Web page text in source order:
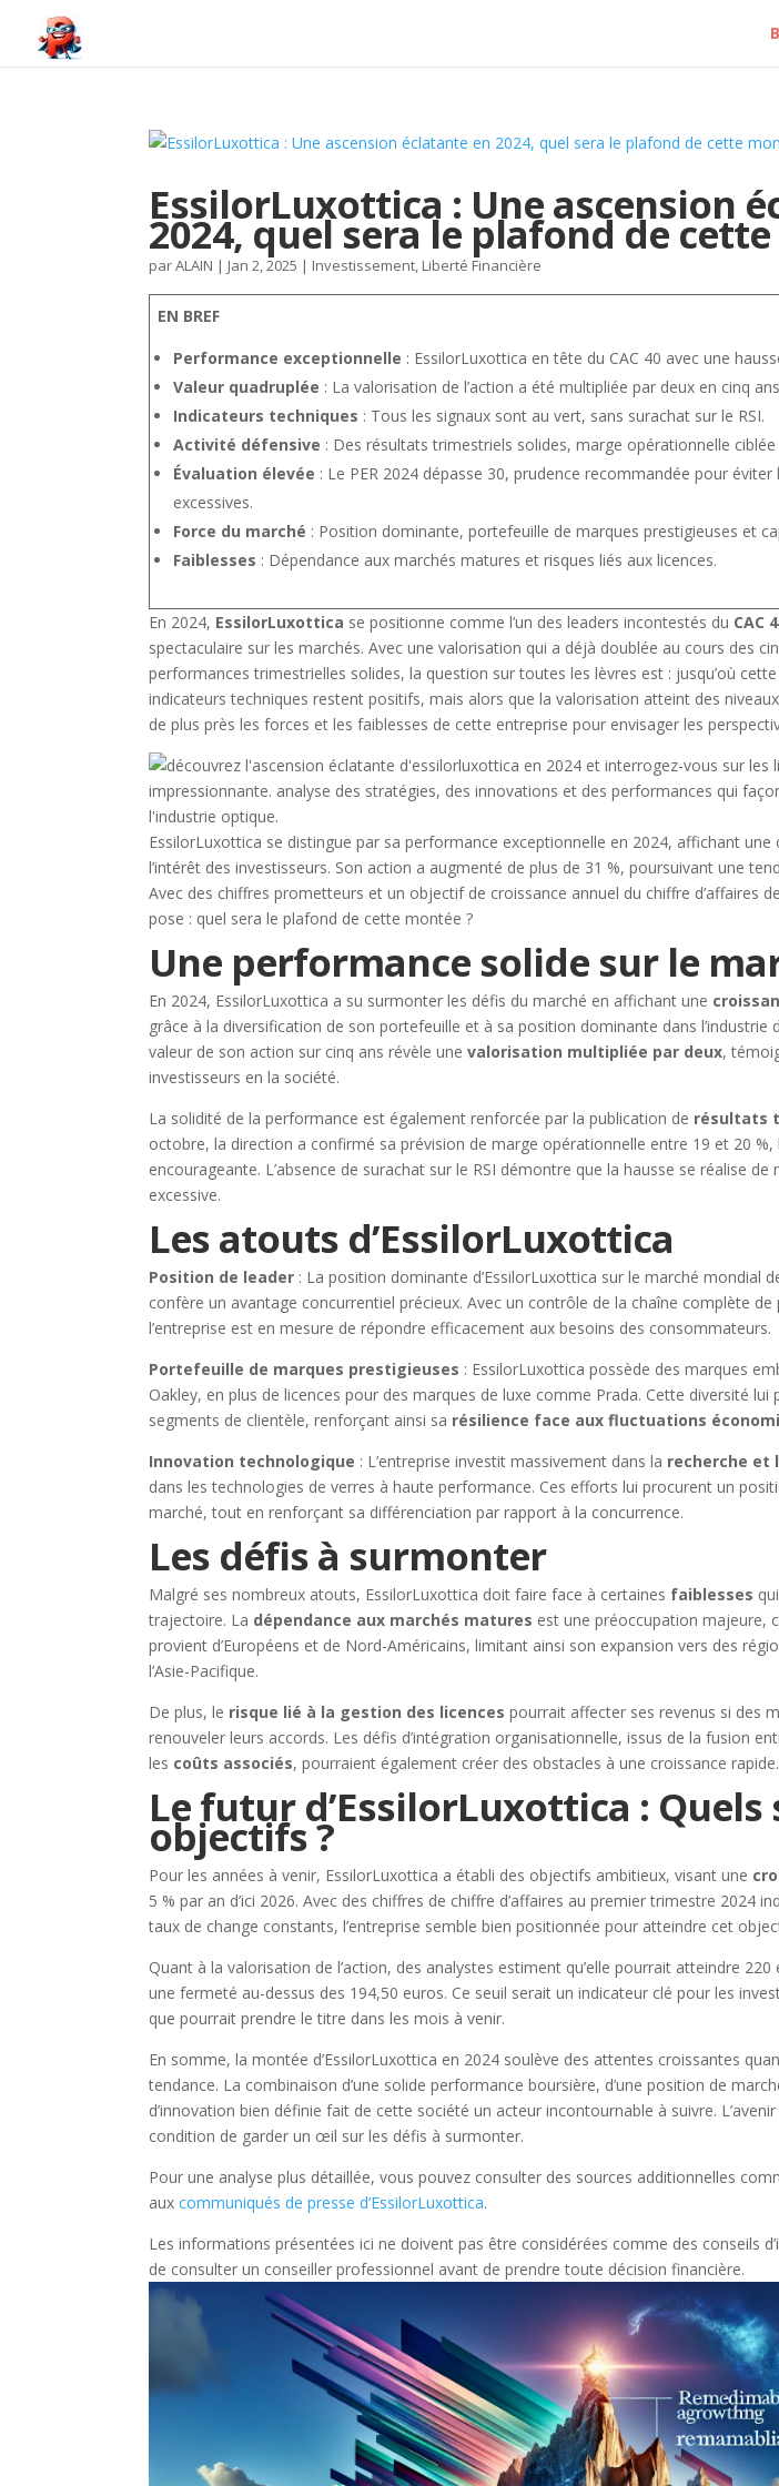
EssilorLuxottica : Une ascension
2024, quel sera le plafond de
parALAIN | Jan 2, 2025 | Investissement, Liberté Financière
EN BREF
Performance exceptionnelle : EssilorLuxottica en tête du CAC 40 avec une
Valeur quadruplée : La valorisation de l’action a été multipliée par deux en cinq
Indicateurs techniques : Tous les signaux sont au vert, sans surachat sur le RSI.
Activité défensive : Des résultats trimestriels solides, marge opérationnelle
Évaluation élevée : Le PER 2024 dépasse 30, prudence recommandée pour éviter
excessives.
Force du marché : Position dominante, portefeuille de marques prestigieuses et
Faiblesses : Dépendance aux marchés matures et risques liés aux licences.
En 2024, EssilorLuxottica se positionne comme l’un des leaders incontestés du CAC
spectaculaire sur les marchés. Avec une valorisation qui a déjà doublée au cours des
performances trimestrielles solides, la question sur toutes les lèvres est : jusqu’où
indicateurs techniques restent positifs, mais alors que la valorisation atteint des
de plus près les forces et les faiblesses de cette entreprise pour envisager les
EssilorLuxottica se distingue par sa performance exceptionnelle en 2024, affichant une
l’intérêt des investisseurs. Son action a augmenté de plus de 31 %, poursuivant une
Avec des chiffres prometteurs et un objectif de croissance annuel du chiffre d’affaires
pose : quel sera le plafond de cette montée ?
Une performance solide sur le
En 2024, EssilorLuxottica a su surmonter les défis du marché en affichant une
grâce à la diversification de son portefeuille et à sa position dominante dans l’industrie
valeur de son action sur cinq ans révèle unevalorisation multipliée par deux,
investisseurs en la société.
La solidité de la performance est également renforcée par la publication de résultats
octobre, la direction a confirmé sa prévision de marge opérationnelle entre 19 et 20 %,
encourageante. L’absence de surachat sur le RSI démontre que la hausse se réalise
excessive.
Les atouts d’EssilorLuxottica
Position de leader : La position dominante d’EssilorLuxottica sur le marché mondial
confère un avantage concurrentiel précieux. Avec un contrôle de la chaîne complète
l’entreprise est en mesure de répondre efficacement aux besoins des consommateurs.
Portefeuille de marques prestigieuses : EssilorLuxottica possède des marques
Oakley, en plus de licences pour des marques de luxe comme Prada. Cette diversité
segments de clientèle, renforçant ainsi sa résilience face aux fluctuations
Innovation technologique : L’entreprise investit massivement dans la recherche et
dans les technologies de verres à haute performance. Ces efforts lui procurent un
marché, tout en renforçant sa différenciation par rapport à la concurrence.
Les défis à surmonter
Malgré ses nombreux atouts, EssilorLuxottica doit faire face à certaines faiblesses
trajectoire. La dépendance aux marchés matures est une préoccupation majeure,
provient d’Européens et de Nord-Américains, limitant ainsi son expansion vers des
l’Asie-Pacifique.
De plus, le risque lié à la gestion des licences pourrait affecter ses revenus si des
renouveler leurs accords. Les défis d’intégration organisationnelle, issus de la fusion
les coûts associés, pourraient également créer des obstacles à une croissance rapide.
Le futur d’EssilorLuxottica : Quels
objectifs ?
Pour les années à venir, EssilorLuxottica a établi des objectifs ambitieux, visant une
5 % par an d’ici 2026. Avec des chiffres de chiffre d’affaires au premier trimestre 2024
taux de change constants, l’entreprise semble bien positionnée pour atteindre cet
Quant à la valorisation de l’action, des analystes estiment qu’elle pourrait atteindre
une fermeté au-dessus des 194,50 euros. Ce seuil serait un indicateur clé pour les
que pourrait prendre le titre dans les mois à venir.
En somme, la montée d’EssilorLuxottica en 2024 soulève des attentes croissantes
tendance. La combinaison d’une solide performance boursière, d’une position de
d’innovation bien définie fait de cette société un acteur incontournable à suivre.
condition de garder un œil sur les défis à surmonter.
Pour une analyse plus détaillée, vous pouvez consulter des sources additionnelles
auxcommuniqués de presse d’EssilorLuxottica.
Les informations présentées ici ne doivent pas être considérées comme des conseils
de consulter un conseiller professionnel avant de prendre toute décision financière.